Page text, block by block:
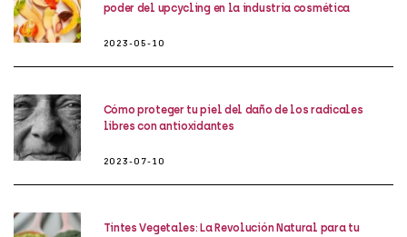
poder del upcycling en la industria cosmética
2023-05-10
Cómo proteger tu piel del daño de los radicales
libres con antioxidantes
2023-07-10
Tintes Vegetales: La Revolución Natural para tu